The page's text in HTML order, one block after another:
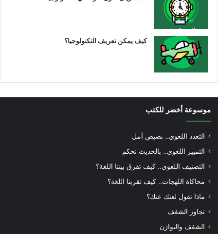
كيف يمكن تعريف التكنولوجيا؟
موسوعة أخضر للكتب
التعدد اللغوي.. بصيص أمل
التمييز اللغوي.. بالحديث نحكم
التصنيف اللغوي.. كيف تفرق بيننا اللغة؟
محاكاة اللهجات.. كيف تقربنا اللغة؟
ماذا تقول لغتك عنك؟
تجاوز الشغف
الشغف والتوازن